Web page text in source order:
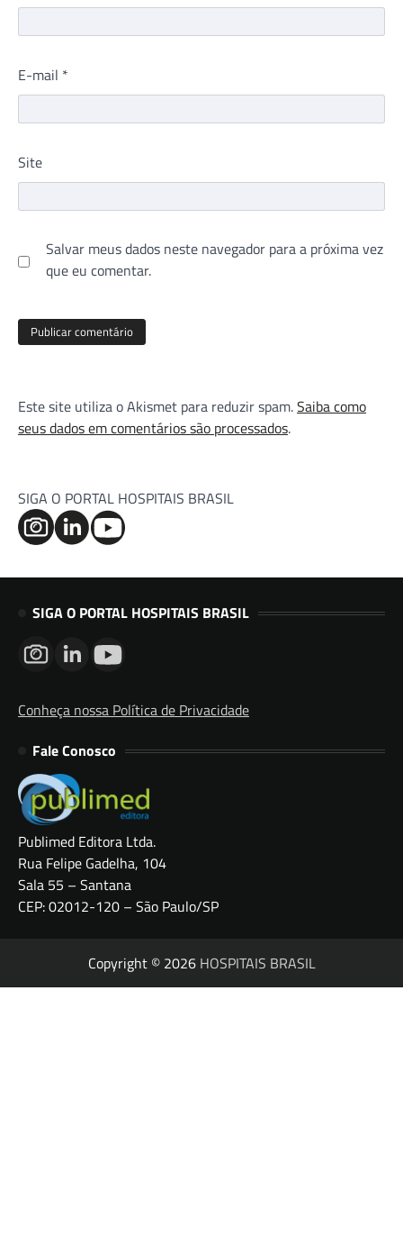
E-mail *
Site
Salvar meus dados neste navegador para a próxima vez
que eu comentar.
Este site utiliza o Akismet para reduzir spam.Saiba como
seus dados em comentários são processados.
SIGA O PORTAL HOSPITAIS BRASIL
SIGA O PORTAL HOSPITAIS BRASIL
Conheça nossa Política de Privacidade
Fale Conosco
Publimed Editora Ltda.
Rua Felipe Gadelha, 104
Sala 55 – Santana
CEP: 02012-120 – São Paulo/SP
Copyright © 2026 HOSPITAIS BRASIL